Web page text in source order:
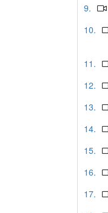
9.
10.
11.
12.
13.
14.
15.
16.
17.